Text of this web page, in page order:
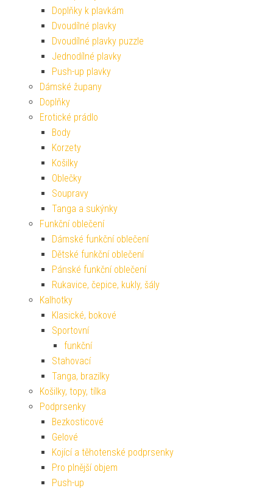
Doplňky k plavkám
Dvoudílné plavky
Dvoudílné plavky puzzle
Jednodílné plavky
Push-up plavky
Dámské župany
Doplňky
Erotické prádlo
Body
Korzety
Košilky
Oblečky
Soupravy
Tanga a sukýnky
Funkční oblečení
Dámské funkční oblečení
Dětské funkční oblečení
Pánské funkční oblečení
Rukavice, čepice, kukly, šály
Kalhotky
Klasické, bokové
Sportovní
funkční
Stahovací
Tanga, brazilky
Košilky, topy, tílka
Podprsenky
Bezkosticové
Gelové
Kojící a těhotenské podprsenky
Pro plnější objem
Push-up